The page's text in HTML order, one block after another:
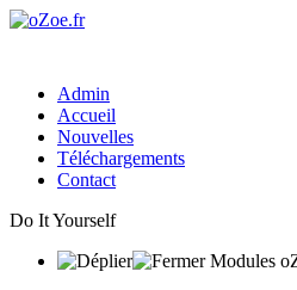
Admin
Accueil
Nouvelles
Téléchargements
Contact
Do It Yourself
Modules